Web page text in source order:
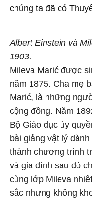
chúng ta đã có
Albert Einstein và
1903.
Mileva Marić được
năm 1875. Cha mẹ
Marić, là những
cộng đồng. Năm
Bộ Giáo dục ủy
bài giảng vật lý
thành chương trình
và gia đình sau đó
cùng lớp Mileva
sắc nhưng không